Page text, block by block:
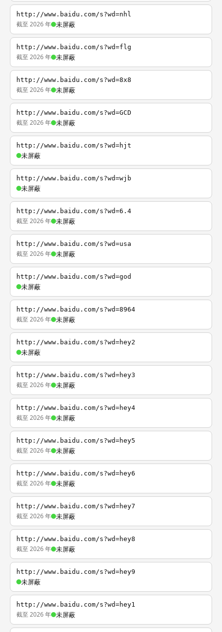
http://www.baidu.com/s?wd=nhl
截至 2026 年 未屏蔽
http://www.baidu.com/s?wd=flg
截至 2026 年 未屏蔽
http://www.baidu.com/s?wd=8x8
截至 2026 年 未屏蔽
http://www.baidu.com/s?wd=GCD
截至 2026 年 未屏蔽
http://www.baidu.com/s?wd=hjt
未屏蔽
http://www.baidu.com/s?wd=wjb
未屏蔽
http://www.baidu.com/s?wd=6.4
截至 2026 年 未屏蔽
http://www.baidu.com/s?wd=usa
截至 2026 年 未屏蔽
http://www.baidu.com/s?wd=god
未屏蔽
http://www.baidu.com/s?wd=8964
截至 2026 年 未屏蔽
http://www.baidu.com/s?wd=hey2
未屏蔽
http://www.baidu.com/s?wd=hey3
截至 2026 年 未屏蔽
http://www.baidu.com/s?wd=hey4
截至 2026 年 未屏蔽
http://www.baidu.com/s?wd=hey5
截至 2026 年 未屏蔽
http://www.baidu.com/s?wd=hey6
截至 2026 年 未屏蔽
http://www.baidu.com/s?wd=hey7
截至 2026 年 未屏蔽
http://www.baidu.com/s?wd=hey8
截至 2026 年 未屏蔽
http://www.baidu.com/s?wd=hey9
未屏蔽
http://www.baidu.com/s?wd=hey1
截至 2026 年 未屏蔽